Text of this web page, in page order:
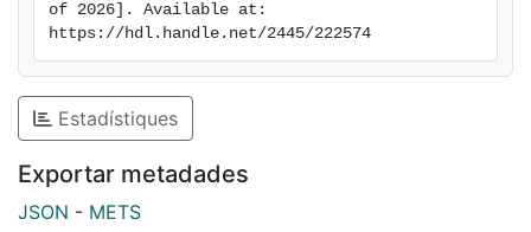
of 2026]. Available at:
https://hdl.handle.net/2445/222574
Estadístiques
Exportar metadades
JSON - METS